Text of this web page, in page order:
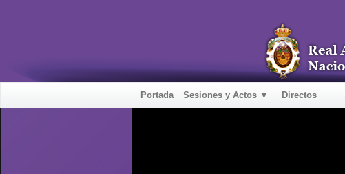
Portada Sesiones y Actos ▼ Directos